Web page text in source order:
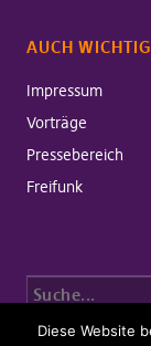
AUCH WICHTIG
Impressum
Vorträge
Pressebereich
Freifunk
Copyright © 2026
Diese Website